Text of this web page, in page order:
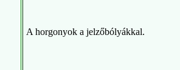
A horgonyok a jelzőbólyákkal.